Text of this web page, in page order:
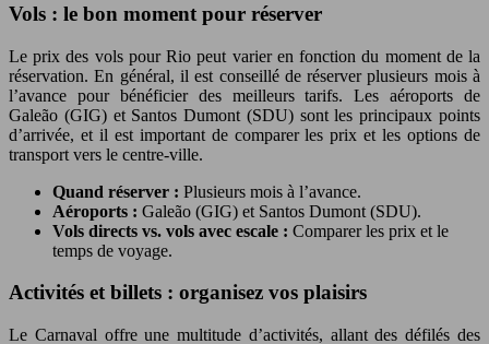
Vols : le bon moment pour réserver
Le prix des vols pour Rio peut varier en fonction du moment de la
réservation. En général, il est conseillé de réserver plusieurs mois à
l’avance pour bénéficier des meilleurs tarifs. Les aéroports de
Galeão (GIG) et Santos Dumont (SDU) sont les principaux points
d’arrivée, et il est important de comparer les prix et les options de
transport vers le centre-ville.
Quand réserver : Plusieurs mois à l’avance.
Aéroports : Galeão (GIG) et Santos Dumont (SDU).
Vols directs vs. vols avec escale : Comparer les prix et le
temps de voyage.
Activités et billets : organisez vos plaisirs
Le Carnaval offre une multitude d’activités, allant des défilés des